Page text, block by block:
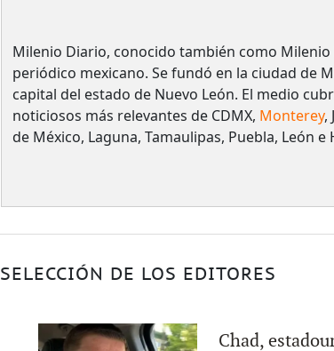
Milenio Diario, conocido también como Milenio
periódico mexicano. Se fundó en la ciudad de
capital del estado de Nuevo León. El medio
noticiosos más relevantes de CDMX, Monterey,
de México, Laguna, Tamaulipas, Puebla, León e
SELECCIÓN DE LOS EDITORES
Chad,